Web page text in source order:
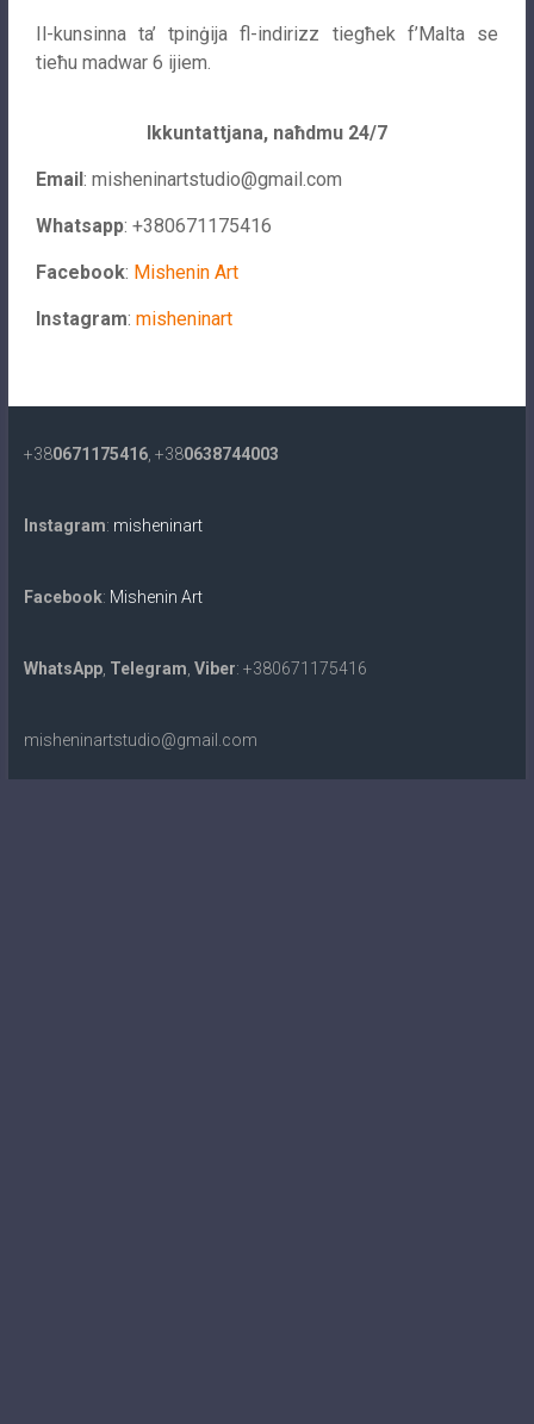
Il-kunsinna ta’ tpinġija fl-indirizz tiegħek f’Malta se
tieħu madwar 6 ijiem.
Ikkuntattjana, naħdmu 24/7
Email: misheninartstudio@gmail.com
Whatsapp: +380671175416
Facebook: Mishenin Art
Instagram: misheninart
+380671175416, +380638744003
Instagram: misheninart
Facebook: Mishenin Art
WhatsApp, Telegram Viber: +380671175416
misheninartstudio@gmail.com